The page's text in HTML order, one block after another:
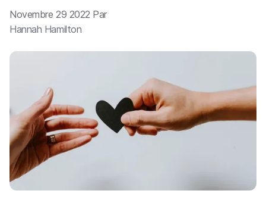
a
l
Novembre 29 2022 Par
Hannah Hamilton